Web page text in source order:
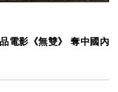
電影《無雙》 奪中國內